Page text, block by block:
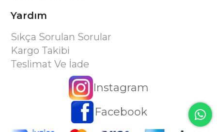
Yardım
Sıkça Sorulan Sorular
Kargo Takibi
Teslimat Ve İade
Instagram
Facebook